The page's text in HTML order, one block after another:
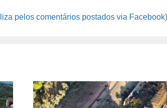
pelos comentários postados via Facebook)